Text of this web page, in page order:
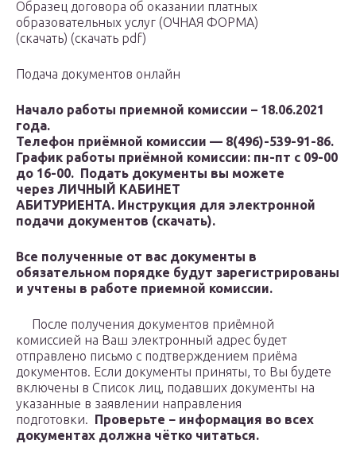
Образец договора об оказании платных
образовательных услуг (ОЧНАЯ ФОРМА)
(скачать) (скачать pdf)
Подача документов онлайн
Начало работы приемной комиссии – 18.06.2021
года.
Телефон приёмной комиссии — 8(496)-539-91-86.
График работы приёмной комиссии: пн-пт с 09-00
до 16-00. Подать документы вы можете
через ЛИЧНЫЙ КАБИНЕТ
АБИТУРИЕНТА. Инструкция для электронной
подачи документов (скачать).
Все полученные от вас документы в
обязательном порядке будут зарегистрированы
и учтены в работе приемной комиссии.
После получения документов приёмной
комиссией на Ваш электронный адрес будет
отправлено письмо с подтверждением приёма
документов. Если документы приняты, то Вы будете
включены в Список лиц, подавших документы на
указанные в заявлении направления
подготовки. Проверьте − информация во всех
документах должна чётко читаться.